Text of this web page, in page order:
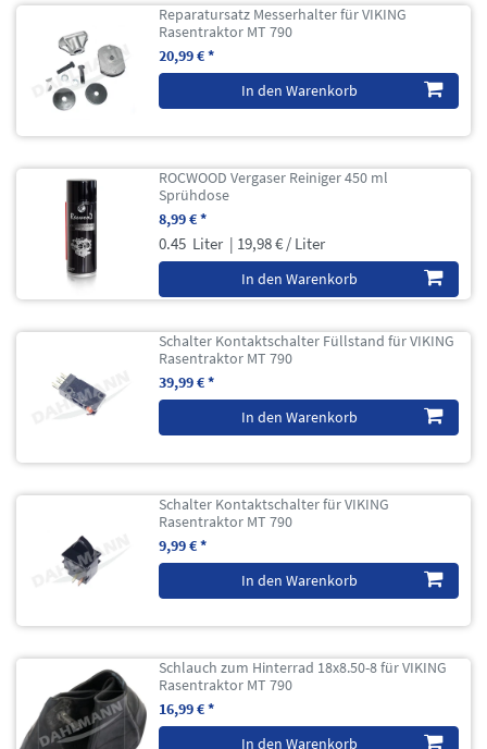
Reparatursatz Messerhalter für VIKING
Rasentraktor MT 790
20,99 € *
In den Warenkorb
ROCWOOD Vergaser Reiniger 450 ml
Sprühdose
8,99 € *
0.45 Liter | 19,98 € / Liter
In den Warenkorb
Schalter Kontaktschalter Füllstand für VIKING
Rasentraktor MT 790
39,99 € *
In den Warenkorb
Schalter Kontaktschalter für VIKING
Rasentraktor MT 790
9,99 € *
In den Warenkorb
Schlauch zum Hinterrad 18x8.50-8 für VIKING
Rasentraktor MT 790
16,99 € *
In den Warenkorb